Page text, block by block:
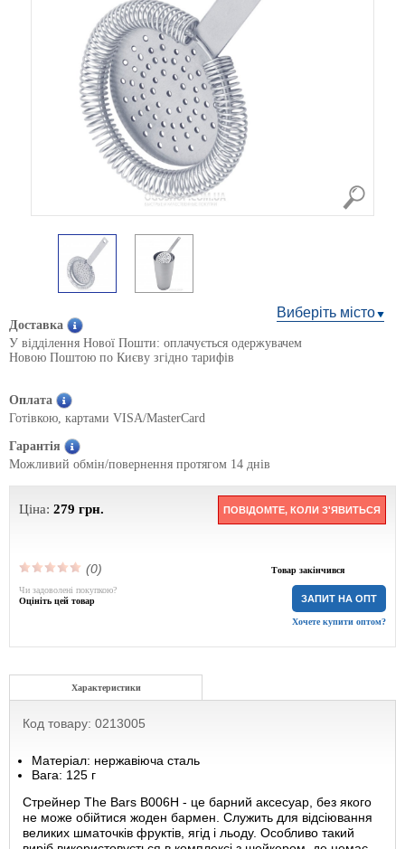
Виберіть місто
Доставка
У відділення Нової Пошти: оплачується одержувачем
Новою Поштою по Києву згідно тарифів
Оплата
Готівкою, картами VISA/MasterCard
Гарантія
Можливий обмін/повернення протягом 14 днів
Ціна: 279 грн. ПОВІДОМТЕ, КОЛИ З'ЯВИТЬСЯ
(0) Товар закінчився
ЗАПИТ НА ОПТ
Хочете купити оптом?
Чи задоволені покупкою?
Оцініть цей товар
Характеристики
Код товару: 0213005
Матеріал: нержавіюча сталь
Вага: 125 г
Стрейнер The Bars B006H - це барний аксесуар, без якого
не може обійтися жоден бармен. Служить для відсіювання
великих шматочків фруктів, ягід і льоду. Особливо такий